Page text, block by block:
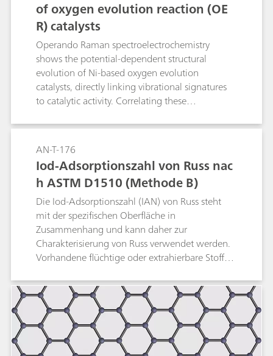
of oxygen evolution reaction (OE
R) catalysts
Operando Raman spectroelectrochemistry
shows the potential-dependent structural
evolution of Ni-based oxygen evolution
catalysts, directly linking vibrational signatures
to catalytic activity. Correlating these
performance not only clarifies OER (oxygen
evolution reaction) mechanisms but also guides
the design of Ni-based catalysts for related
oxidation reactions.
AN-T-176
Iod-Adsorptionszahl von Russ nac
h ASTM D1510 (Methode B)
Die Iod-Adsorptionszahl (IAN) von Russ steht
mit der spezifischen Oberfläche in
Zusammenhang und kann daher zur
Charakterisierung von Russ verwendet werden.
Vorhandene flüchtige oder extrahierbare Stoffe
Iod-Adsorptionszahl. Diese Application Note
beschreibt die vollautomatisierte Bestimmung
der Iod-Adsorptionszahl einschliesslich der
Probenvorbereitung.